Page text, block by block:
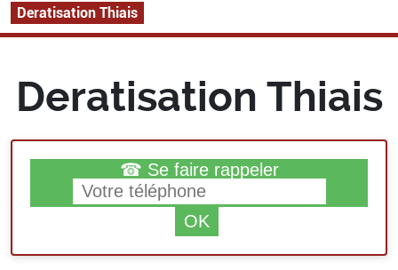
Deratisation Thiais
Deratisation Thiais
☎ Se faire rappeler